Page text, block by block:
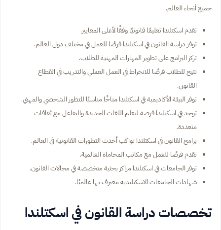
جميع أنحاء العالم.
تقدم اسكتلندا تعليمًا قانونيًا وفقًا لأعلى المعايير.
توفر دراسة القانون في اسكتلندا فرصًا للعمل في مختلف دول العالم.
تركز البرامج على تطوير المهارات المهنية للطلاب.
تتيح للطلاب فرصًا للانخراط في العمل العملي والتدريب في القطاع
القانوني.
توفر البيئة الأكاديمية في اسكتلندا مناخًا مناسبًا للتطور الشخصي والمهني.
توجد في اسكتلندا فرصة لتعلم اللغات الجديدة والتفاعل مع ثقافات
متعددة.
برامج القانون في اسكتلندا تواكب أحدث التطورات القانونية في العالم.
تقدم فرصًا للعمل مع مكاتب المحاماة العالمية.
توفر الجامعات في اسكتلندا مراكز بحثية متخصصة في مجالات القانون.
شهادات الجامعات الاسكتلندية معترف بها عالميًا.
تخصصات دراسة القانون في اسكتلندا